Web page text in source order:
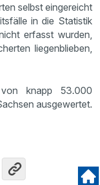
selbst eingereicht
in die Statistik
erfasst wurden,
liegenblieben,
knapp 53.000
ausgewertet.